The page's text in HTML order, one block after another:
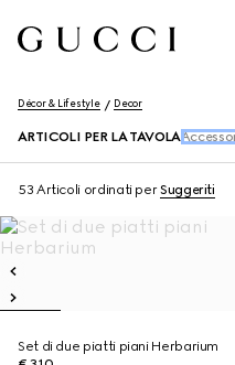
Décor & Lifestyle Decor
ARTICOLI PER LA TAVOLA
53 Articoli ordinati perSuggeriti
Set di due piatti piani Herbarium